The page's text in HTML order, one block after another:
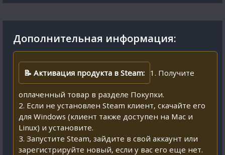
Дополнительная информация:
📝 Активация продукта в Steam: 1. Получите
оплаченный товар в разделе Покупки.
2. Если не установлен Steam клиент, скачайте его
для Windows (клиент также доступен на Mac и
Linux) и установите.
3. Запустите Steam, зайдите в свой аккаунт или
зарегистрируйте новый, если у вас его еще нет.